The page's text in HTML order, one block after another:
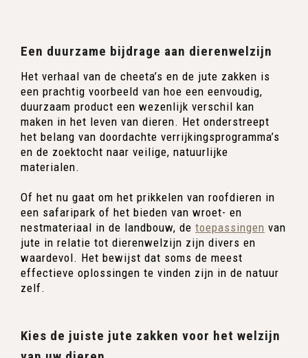
Een duurzame bijdrage aan dierenwelzijn
Het verhaal van de cheeta’s en de jute zakken is
een prachtig voorbeeld van hoe een eenvoudig,
duurzaam product een wezenlijk verschil kan
maken in het leven van dieren. Het onderstreept
het belang van doordachte verrijkingsprogramma’s
en de zoektocht naar veilige, natuurlijke
materialen.
Of het nu gaat om het prikkelen van roofdieren in
een safaripark of het bieden van wroet- en
nestmateriaal in de landbouw, de toepassingen van
jute in relatie tot dierenwelzijn zijn divers en
waardevol. Het bewijst dat soms de meest
effectieve oplossingen te vinden zijn in de natuur
zelf.
Kies de juiste jute zakken voor het welzijn